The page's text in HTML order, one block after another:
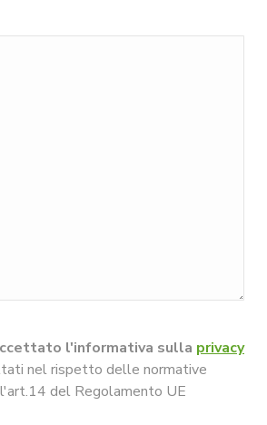
l'informativa sulla privacy
nel rispetto delle normative
del Regolamento UE